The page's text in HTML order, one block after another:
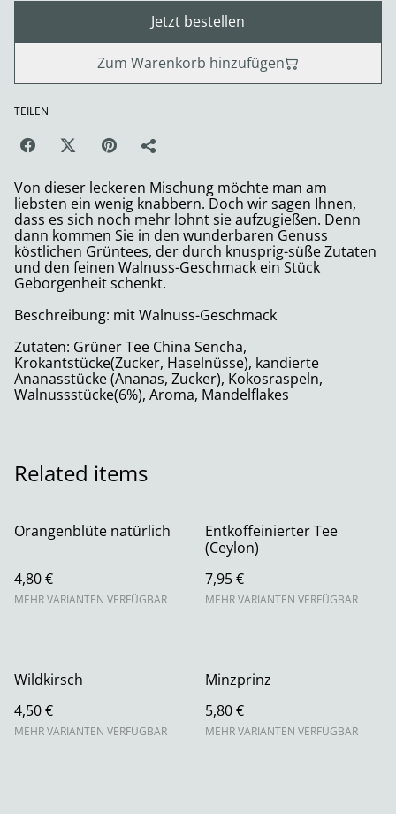
Jetzt bestellen
Zum Warenkorb hinzufügen
TEILEN
Von dieser leckeren Mischung möchte man am
liebsten ein wenig knabbern. Doch wir sagen Ihnen,
dass es sich noch mehr lohnt sie aufzugießen. Denn
dann kommen Sie in den wunderbaren Genuss
köstlichen Grüntees, der durch knusprig-süße Zutaten
und den feinen Walnuss-Geschmack ein Stück
Geborgenheit schenkt.
Beschreibung: mit Walnuss-Geschmack
Zutaten: Grüner Tee China Sencha,
Krokantstücke(Zucker, Haselnüsse), kandierte
Ananasstücke (Ananas, Zucker), Kokosraspeln,
Walnussstücke(6%), Aroma, Mandelflakes
Related items
Orangenblüte natürlich
4,80 €
MEHR VARIANTEN VERFÜGBAR
Entkoffeinierter Tee
(Ceylon)
7,95 €
MEHR VARIANTEN VERFÜGBAR
Wildkirsch
4,50 €
MEHR VARIANTEN VERFÜGBAR
Minzprinz
5,80 €
MEHR VARIANTEN VERFÜGBAR